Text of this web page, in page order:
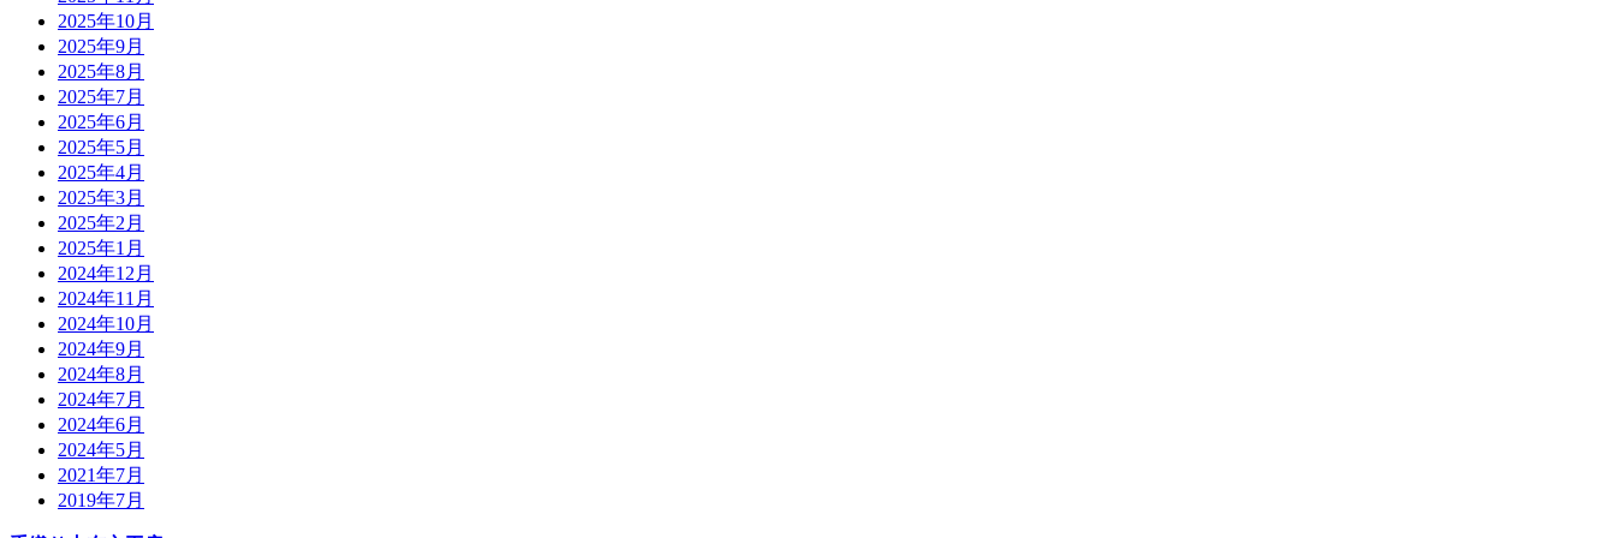
2025年10月
2025年9月
2025年8月
2025年7月
2025年6月
2025年5月
2025年4月
2025年3月
2025年2月
2025年1月
2024年12月
2024年11月
2024年10月
2024年9月
2024年8月
2024年7月
2024年6月
2024年5月
2021年7月
2019年7月